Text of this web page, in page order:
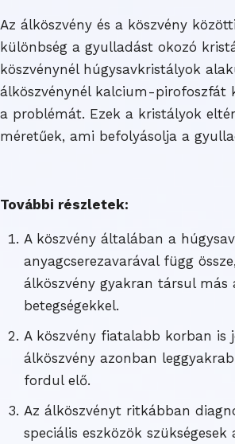
Az álköszvény és a köszvény
különbség a gyulladást okozó
köszvénynél húgysavkristályok
álköszvénynél kalcium-pirofoszfát
a problémát. Ezek a kristályok
méretűek, ami befolyásolja a
További részletek:
A köszvény általában a húgysav
anyagcserezavarával függ
álköszvény gyakran társul más
betegségekkel.
A köszvény fiatalabb korban is
álköszvény azonban
fordul elő.
Az álköszvényt ritkábban
speciális eszközök